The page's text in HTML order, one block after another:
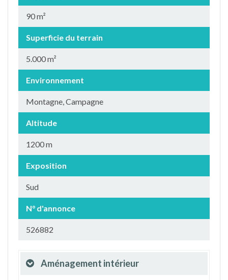
90 m²
Superficie du terrain
5.000 m²
Environnement
Montagne, Campagne
Altitude
1200 m
Exposition
Sud
N° d'annonce
526882
Aménagement intérieur